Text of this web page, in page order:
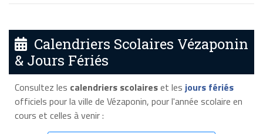
Calendriers Scolaires Vézaponin
& Jours Fériés
Consultez les calendriers scolaireset les jours fériés
officiels pour la ville de Vézaponin, pour l'année scolaire en
cours et celles à venir :